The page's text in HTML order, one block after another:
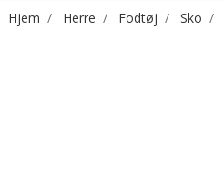
Hjem Herre Fodtøj Sko